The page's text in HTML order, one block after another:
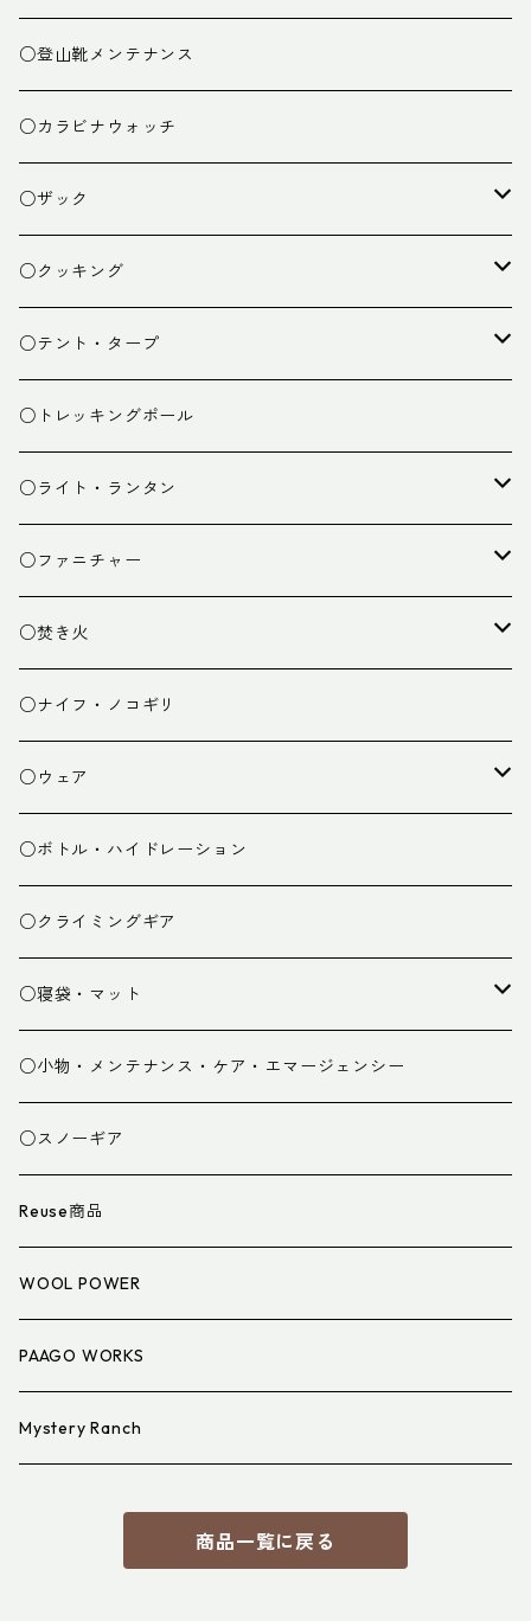
○登山靴メンテナンス
○カラビナウォッチ
○ザック
ザック
スタッフバッグ
ザック小物
○クッキング
クッカー
バーナー
カトラリー
クッキング小物
○テント・タープ
テント
タープ
ペグ・ハンマー・小物
○トレッキングポール
○ライト・ランタン
ライト
ランタン
○ファニチャー
テーブル
チェア
○焚き火
焚き火台
焚き火小物
○ナイフ・ノコギリ
○ウェア
ミドルレイヤー
ベースレイヤー
パンツ
グローブ
スパッツ・ゲイター
衣類小物
アイウェア
○ボトル・ハイドレーション
○クライミングギア
○寝袋・マット
寝袋
マット
寝具小物
○小物・メンテナンス・ケア・エマージェンシー
○スノーギア
Reuse商品
WOOL POWER
PAAGO WORKS
Mystery Ranch
商品一覧に戻る